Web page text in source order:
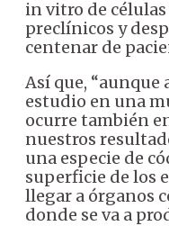
in vitro de
preclínicos y
centenar de
Así que, “aunque
estudio en una
ocurre también
nuestros
una especie de
superficie de los
llegar a órganos
donde se va a